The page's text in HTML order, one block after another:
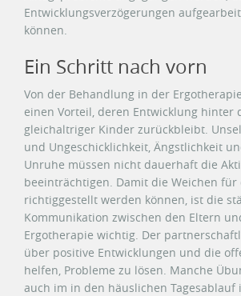
Entwicklungsverzögerungen
können.
Ein Schritt nach vorn
Von der Behandlung in der
einen Vorteil, deren Entwicklung hinter
gleichaltriger Kinder zurückbleibt.
und Ungeschicklichkeit, Ängstlichkeit
Unruhe müssen nicht dauerhaft die
beeinträchtigen. Damit die Weichen für
richtiggestellt werden können, ist die
Kommunikation zwischen den Eltern
Ergotherapie wichtig. Der
über positive Entwicklungen und die
helfen, Probleme zu lösen. Manche
auch im in den häuslichen Tagesablauf